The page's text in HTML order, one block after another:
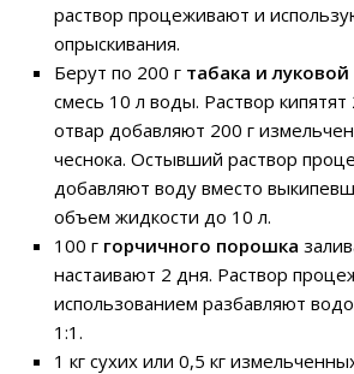
раствор процеживают и
опрыскивания.
Берут по 200 г табака и
смесь 10 л воды. Раствор кипятят
отвар добавляют 200 г
чеснока. Остывший раствор
добавляют воду вместо
объем жидкости до 10 л.
100 г горчичного порошка
настаивают 2 дня. Раствор
использованием разбавляют
1:1.
1 кг сухих или 0,5 кг